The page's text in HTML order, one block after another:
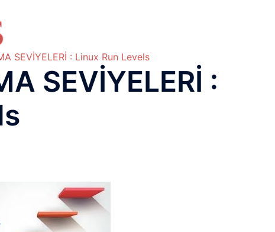
SEVİYELERİ : Linux Run Levels
SEVİYELERİ :